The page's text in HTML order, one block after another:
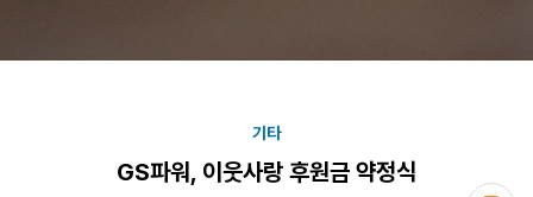
기타
GS파워, 이웃사랑 후원금 약정식